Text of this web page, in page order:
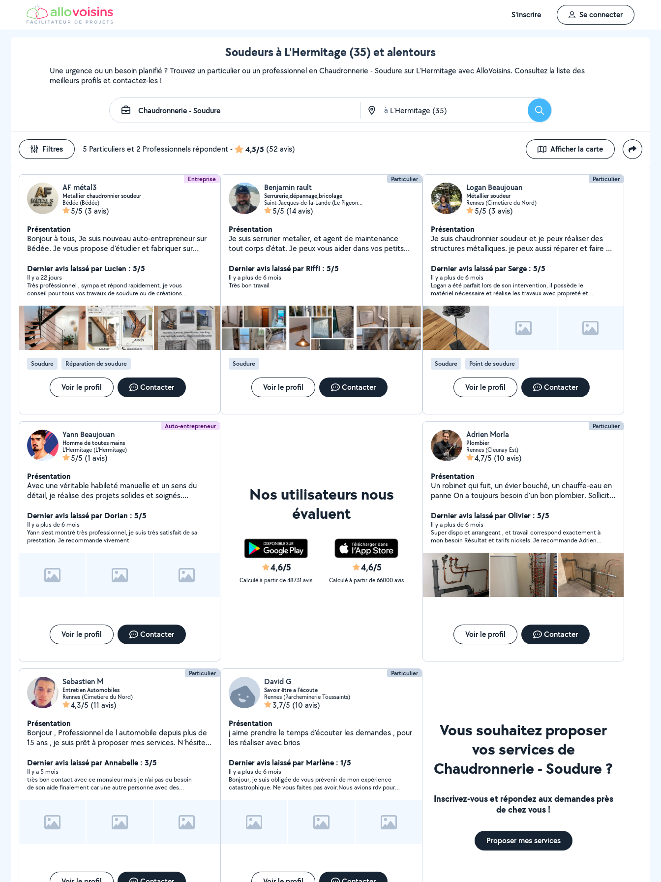
S'inscrire Se connecter
Soudeurs à L'Hermitage (35) et alentours
Une urgence ou un besoin planifié ? Trouvez un particulier ou un professionnel en Chaudronnerie - Soudure sur L'Hermitage avec AlloVoisins. Consultez la liste des
meilleurs profils et contactez-les !
à Rechercher
Filtres 5 Particuliers et 2 Professionnels répondent- 4,5/5 (52 avis) Afficher la carte
Entreprise
AF métal3
Metallier chaudronnier soudeur
Bédée (Bédée)
5/5 (3 avis)
Présentation
Bonjour à tous, Je suis nouveau auto-entrepreneur sur
Bédée. Je vous propose d'étudier et fabriquer sur
corps, verrières, mobilier, braséros, portillons, portails
.... Je vous propose également de réaliser des
soudures sur l'acier, l'inox et l'aluminium pour toutes vos
demandes de réparations. N'hésitez pas à me
contacter pour plus de renseignements. Anthony
Dernier avis laissé par Lucien : 5/5
Il y a 22 jours
Très proféssionnel , sympa et répond rapidement. je vous
conseil pour tous vos travaux de soudure ou de créations
Soudure Réparation de soudure
Voir le profil Contacter
Particulier
Benjamin rault
Serrurerie,dépannage,bricolage
Saint-Jacques-de-la-Lande (Le Pigeon Blanc)
5/5 (14 avis)
Présentation
Je suis serrurier metalier, et agent de maintenance
tout corps d'état. Je peux vous aider dans vos petits
Dernier avis laissé par Riffi : 5/5
Il y a plus de 6 mois
Très bon travail
Soudure
Voir le profil Contacter
Particulier
Logan Beaujouan
Métallier soudeur
Rennes (Cimetiere du Nord)
5/5 (3 avis)
Présentation
Je suis chaudronnier soudeur et je peux réaliser des
structures métalliques. je peux aussi réparer et faire du
métaux acier inox aluminium . je dispose d'un atelier et
d'outils mais également un grand utilitaire 10 m3 qui
peut servir pour déplacer du mobilier . Je fais
également des formations de soudure MiG/ MAG
(semi automatique )+MMA ( soudure a l'arc ) + TIG .
Pour plus d'infos n'hésitez pas à me contacter
Instagram : logansoudedurement Site internet :
soudurennaise
Dernier avis laissé par Serge : 5/5
Il y a plus de 6 mois
Logan a été parfait lors de son intervention, il possède le
matériel nécessaire et réalise les travaux avec propreté et
Soudure Point de soudure
Voir le profil Contacter
Auto-entrepreneur
Yann Beaujouan
Homme de toutes mains
L'Hermitage (L'Hermitage)
5/5 (1 avis)
Présentation
Avec une véritable habileté manuelle et un sens du
détail, je réalise des projets solides et soignés.
situations et trouver des solutions efficaces, même aux
problèmes les plus complexes. Mon atelier personnel,
richement équipé en outillage et en machines, me
permet de concrétiser des projets variés, qu'il s'agisse
prends plaisir à donner vie à mes idées et à redonner
une seconde jeunesse aux objets et aux espaces.
Dernier avis laissé par Dorian : 5/5
Il y a plus de 6 mois
Yann s’est montré très professionnel, je suis très satisfait de sa
prestation. Je recommande vivement
Voir le profil Contacter
Nos utilisateurs nous
évaluent
4,6/5
Calculé à partir de 48731 avis
4,6/5
Calculé à partir de 66000 avis
Particulier
Adrien Morla
Plombier
Rennes (Cleunay Est)
4,7/5 (10 avis)
Présentation
Un robinet qui fuit, un évier bouché, un chauffe-eau en
panne On a toujours besoin d'un bon plombier. Sollicité
intervenir sur des travaux de plus longues durées :
Dépannages Installations sanitaires Chauffage
Pratiquant la plomberie depuis maintenant 7 ans, je
serais à l'écoute et je vous accompagnerai avec soin
dans vos travaux. A très vite
Dernier avis laissé par Olivier : 5/5
Il y a plus de 6 mois
Super dispo et arrangeant , et travail correspond exactement à
mon besoin Résultat et tarifs nickels. Je recommande Adrien
Voir le profil Contacter
Particulier
Sebastien M
Entretien Automobiles
Rennes (Cimetiere du Nord)
4,3/5 (11 avis)
Présentation
Bonjour , Professionnel de l automobile depuis plus de
15 ans , je suis prêt à proposer mes services. N'hésitez
Revision/Entretien, Freinage, Pneumatiques,
Climatisation, Distribution, Embrayage, Diagnostic... ) A
très bientôt !
Dernier avis laissé par Annabelle : 3/5
Il y a 5 mois
très bon contact avec ce monsieur mais je n'ai pas eu besoin
de son aide finalement car une autre personne avec des
Particulier
David G
Savoir être a l'écoute
Rennes (Parcheminerie Toussaints)
3,7/5 (10 avis)
Présentation
j aime prendre le temps d'écouter les demandes , pour
les réaliser avec brios
Dernier avis laissé par Marlène : 1/5
Il y a plus de 6 mois
Bonjour, je suis obligée de vous prévenir de mon expérience
catastrophique. Ne vous faites pas avoir.Nous avions rdv pour
de cassé et qu'il faudrait fixer un autre rdv car il allait souder la
pièce et terminer a construire cet abris un autre jour. J'ai été
réponse. Je changerai mon avis si la situation change. N'ayez
Vous souhaitez proposer
vos services de
Chaudronnerie - Soudure ?
Inscrivez-vous et répondez aux demandes près
de chez vous !
Proposer mes services